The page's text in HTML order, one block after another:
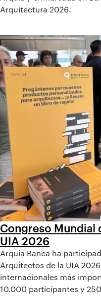
Arquitectura 2026.
Congreso Mundial
UIA 2026
Arquia Banca ha
Arquitectos de la UIA
internacionales más
10.000 participantes y